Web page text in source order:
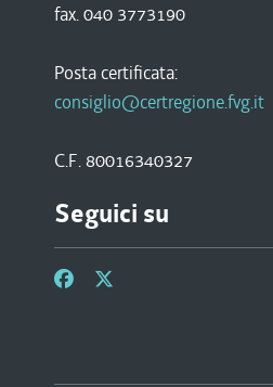
fax. 040 3773190
Posta certificata:
consiglio@certregione.fvg.it
C.F. 80016340327
Seguici su